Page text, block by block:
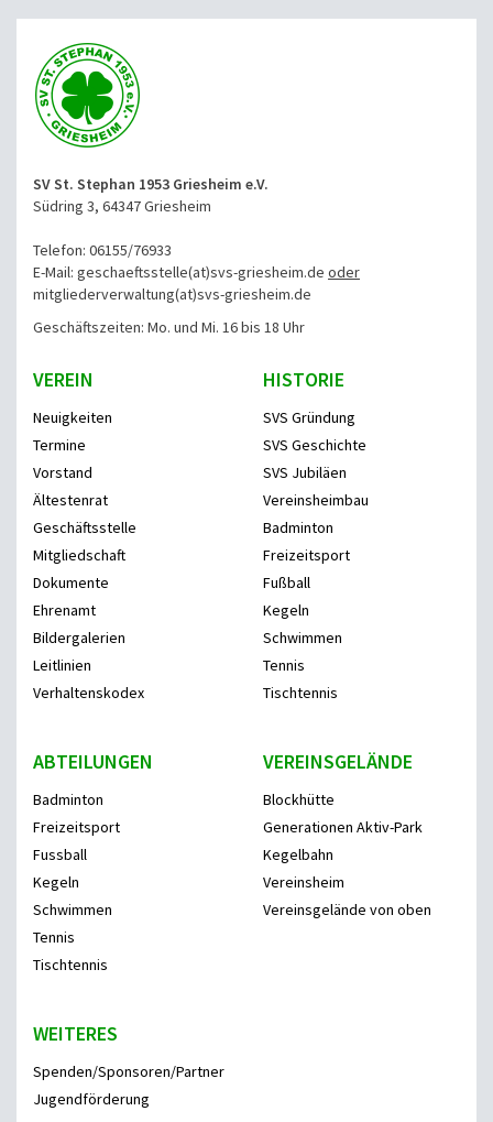
SV St. Stephan 1953 Griesheim e.V.
Südring 3, 64347 Griesheim
Telefon: 06155/76933
E-Mail: geschaeftsstelle(at)svs-griesheim.de oder
mitgliederverwaltung(at)svs-griesheim.de
Geschäftszeiten: Mo. und Mi. 16 bis 18 Uhr
VEREIN
Neuigkeiten
Termine
Vorstand
Ältestenrat
Geschäftsstelle
Mitgliedschaft
Dokumente
Ehrenamt
Bildergalerien
Leitlinien
Verhaltenskodex
HISTORIE
SVS Gründung
SVS Geschichte
SVS Jubiläen
Vereinsheimbau
Badminton
Freizeitsport
Fußball
Kegeln
Schwimmen
Tennis
Tischtennis
ABTEILUNGEN
Badminton
Freizeitsport
Fussball
Kegeln
Schwimmen
Tennis
Tischtennis
VEREINSGELÄNDE
Blockhütte
Generationen Aktiv-Park
Kegelbahn
Vereinsheim
Vereinsgelände von oben
WEITERES
Spenden/Sponsoren/Partner
Jugendförderung